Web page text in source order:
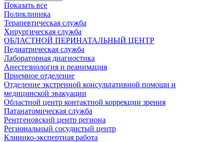
Показать все
Поликлиника
Терапевтическая служба
Хирургическая служба
ОБЛАСТНОЙ ПЕРИНАТАЛЬНЫЙ ЦЕНТР
Педиатрическая служба
Лабораторная диагностика
Анестезиология и реанимация
Приемное отделение
Отделение экстренной консультативной помощи и
медицинской эвакуации
Областной центр контактной коррекции зрения
Патанатомическая служба
Рентгеновский центр региона
Региональный сосудистый центр
Клинико-экспертная работа